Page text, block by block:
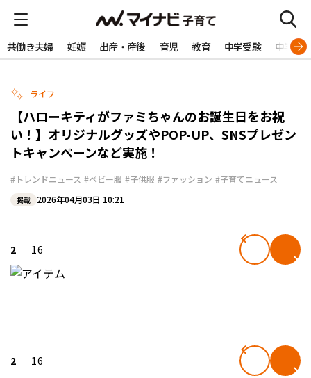
共働き夫婦 妊娠 出産・産後 育児 教育 中学受験 中学生
ライフ
【ハローキティがファミちゃんのお誕生日をお祝
い！】オリジナルグッズやPOP-UP、SNSプレゼン
トキャンペーンなど実施！
#トレンドニュース #ベビー服 #子供服 #ファッション #子育てニュース
掲載 2026年04月03日 10:21
2 16
2 16